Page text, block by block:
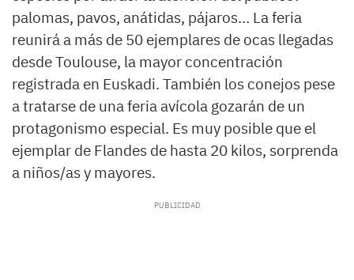
palomas, pavos, anátidas, pájaros… La feria
reunirá a más de 50 ejemplares de ocas llegadas
desde Toulouse, la mayor concentración
registrada en Euskadi. También los conejos pese
a tratarse de una feria avícola gozarán de un
protagonismo especial. Es muy posible que el
ejemplar de Flandes de hasta 20 kilos, sorprenda
a niños/as y mayores.